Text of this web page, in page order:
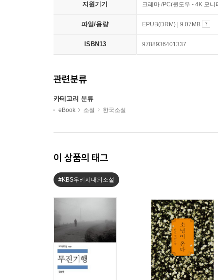
지원기기 크레마 /PC(윈도우 - 4K 모
파일/용량 EPUB(DRM) | 9.07MB
ISBN13 9788936401337
관련분류
카테고리 분류
eBook 소설 한국소설
이 상품의 태그
#KBS우리시대의소설